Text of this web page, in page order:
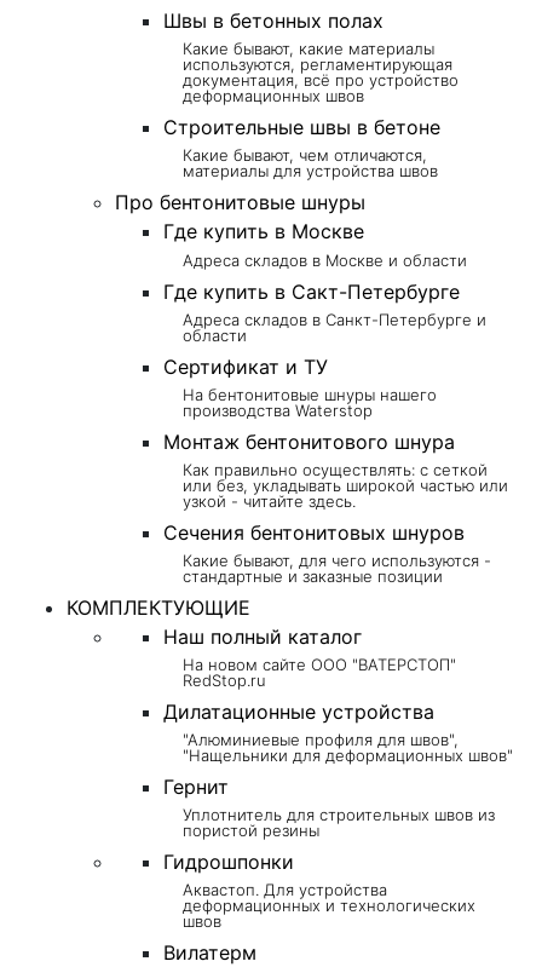
Швы в бетонных полах
Какие бывают, какие материалы
используются, регламентирующая
документация, всё про устройство
деформационных швов
Строительные швы в бетоне
Какие бывают, чем отличаются,
материалы для устройства швов
Про бентонитовые шнуры
Где купить в Москве
Адреса складов в Москве и области
Где купить в Сакт-Петербурге
Адреса складов в Санкт-Петербурге и
области
Сертификат и ТУ
На бентонитовые шнуры нашего
производства Waterstop
Монтаж бентонитового шнура
Как правильно осуществлять: с сеткой
или без, укладывать широкой частью или
узкой - читайте здесь.
Сечения бентонитовых шнуров
Какие бывают, для чего используются -
стандартные и заказные позиции
КОМПЛЕКТУЮЩИЕ
Наш полный каталог
На новом сайте ООО "ВАТЕРСТОП"
RedStop.ru
Дилатационные устройства
"Алюминиевые профиля для швов",
"Нащельники для деформационных швов"
Гернит
Уплотнитель для строительных швов из
пористой резины
Гидрошпонки
Аквастоп. Для устройства
деформационных и технологических
швов
Вилатерм